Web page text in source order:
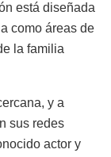
está diseñada
como áreas de
la familia
y a
sus redes
actor y